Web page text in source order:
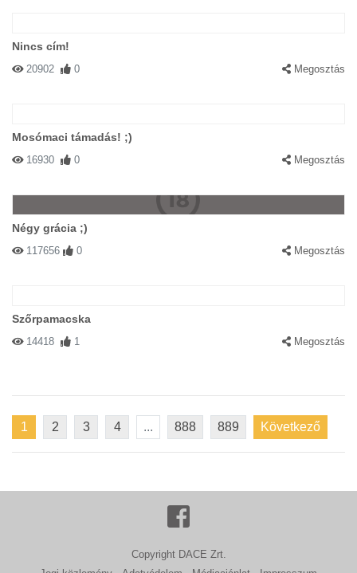
Nincs cím!
20902 0 Megosztás
Mosómaci támadás! ;)
16930 0 Megosztás
Négy grácia ;)
117656 0 Megosztás
Szőrpamacska
14418 1 Megosztás
1 2 3 4 ... 888 889 Következő
Copyright DACE Zrt.